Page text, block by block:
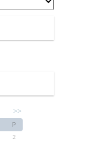
>>
P
2